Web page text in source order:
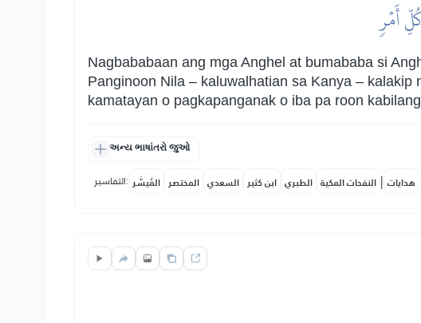
أَمۡرٖ
Nagbababaan ang mga Anghel at bumababa si
Panginoon Nila – kaluwalhatian sa Kanya –
kamatayan o pagkapanganak o iba pa roon
અન્ય ભાષાંતરો જુઓ
التفاسير: المُيسَّر المختصر السعدي ابن كثير الطبري النفحات المكية | هدايات